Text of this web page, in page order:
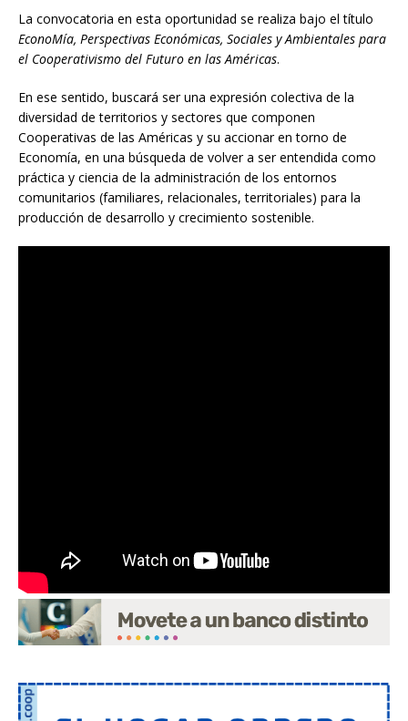
La convocatoria en esta oportunidad se realiza bajo el título
EconoMía, Perspectivas Económicas, Sociales y Ambientales para
el Cooperativismo del Futuro en las Américas.
En ese sentido, buscará ser una expresión colectiva de la
diversidad de territorios y sectores que componen
Cooperativas de las Américas y su accionar en torno de
Economía, en una búsqueda de volver a ser entendida como
práctica y ciencia de la administración de los entornos
comunitarios (familiares, relacionales, territoriales) para la
producción de desarrollo y crecimiento sostenible.